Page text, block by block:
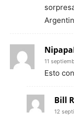
11
Esto
Bill
12